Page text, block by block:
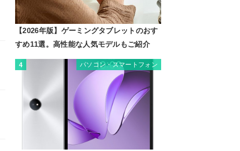
【2026年版】ゲーミングタブレットのおす
すめ11選。高性能な人気モデルもご紹介
4 パソコン・スマートフォン